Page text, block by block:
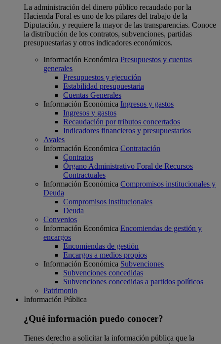
La administración del dinero público recaudado por la
Hacienda Foral es uno de los pilares del trabajo de la
Diputación, y requiere la mayor de las transparencias. Conoce
la distribución de los contratos, subvenciones, partidas
presupuestarias y otros indicadores económicos.
Información Económica Presupuestos y cuentas
generales
Presupuestos y ejecución
Estabilidad presupuestaria
Cuentas Generales
Información Económica Ingresos y gastos
Ingresos y gastos
Recaudación por tributos concertados
Indicadores financieros y presupuestarios
Avales
Información Económica Contratación
Contratos
Órgano Administrativo Foral de Recursos
Contractuales
Información Económica Compromisos institucionales y
Deuda
Compromisos institucionales
Deuda
Convenios
Información Económica Encomiendas de gestión y
encargos
Encomiendas de gestión
Encargos a medios propios
Información Económica Subvenciones
Subvenciones concedidas
Subvenciones concedidas a partidos políticos
Patrimonio
Información Pública
¿Qué información puedo conocer?
Tienes derecho a solicitar la información pública que la